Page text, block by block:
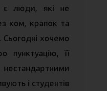
люди, які не
ком, крапок та
Сьогодні хочемо
пунктуацію, її
і студентів